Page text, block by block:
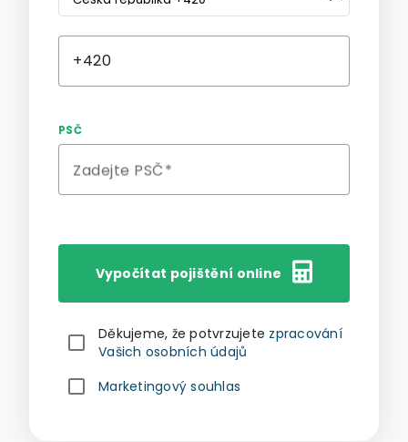
PSČ
Zadejte PSČ
Vypočítat pojištění online
Děkujeme, že potvrzujete zpracování
Vašich osobních údajů
Marketingový souhlas